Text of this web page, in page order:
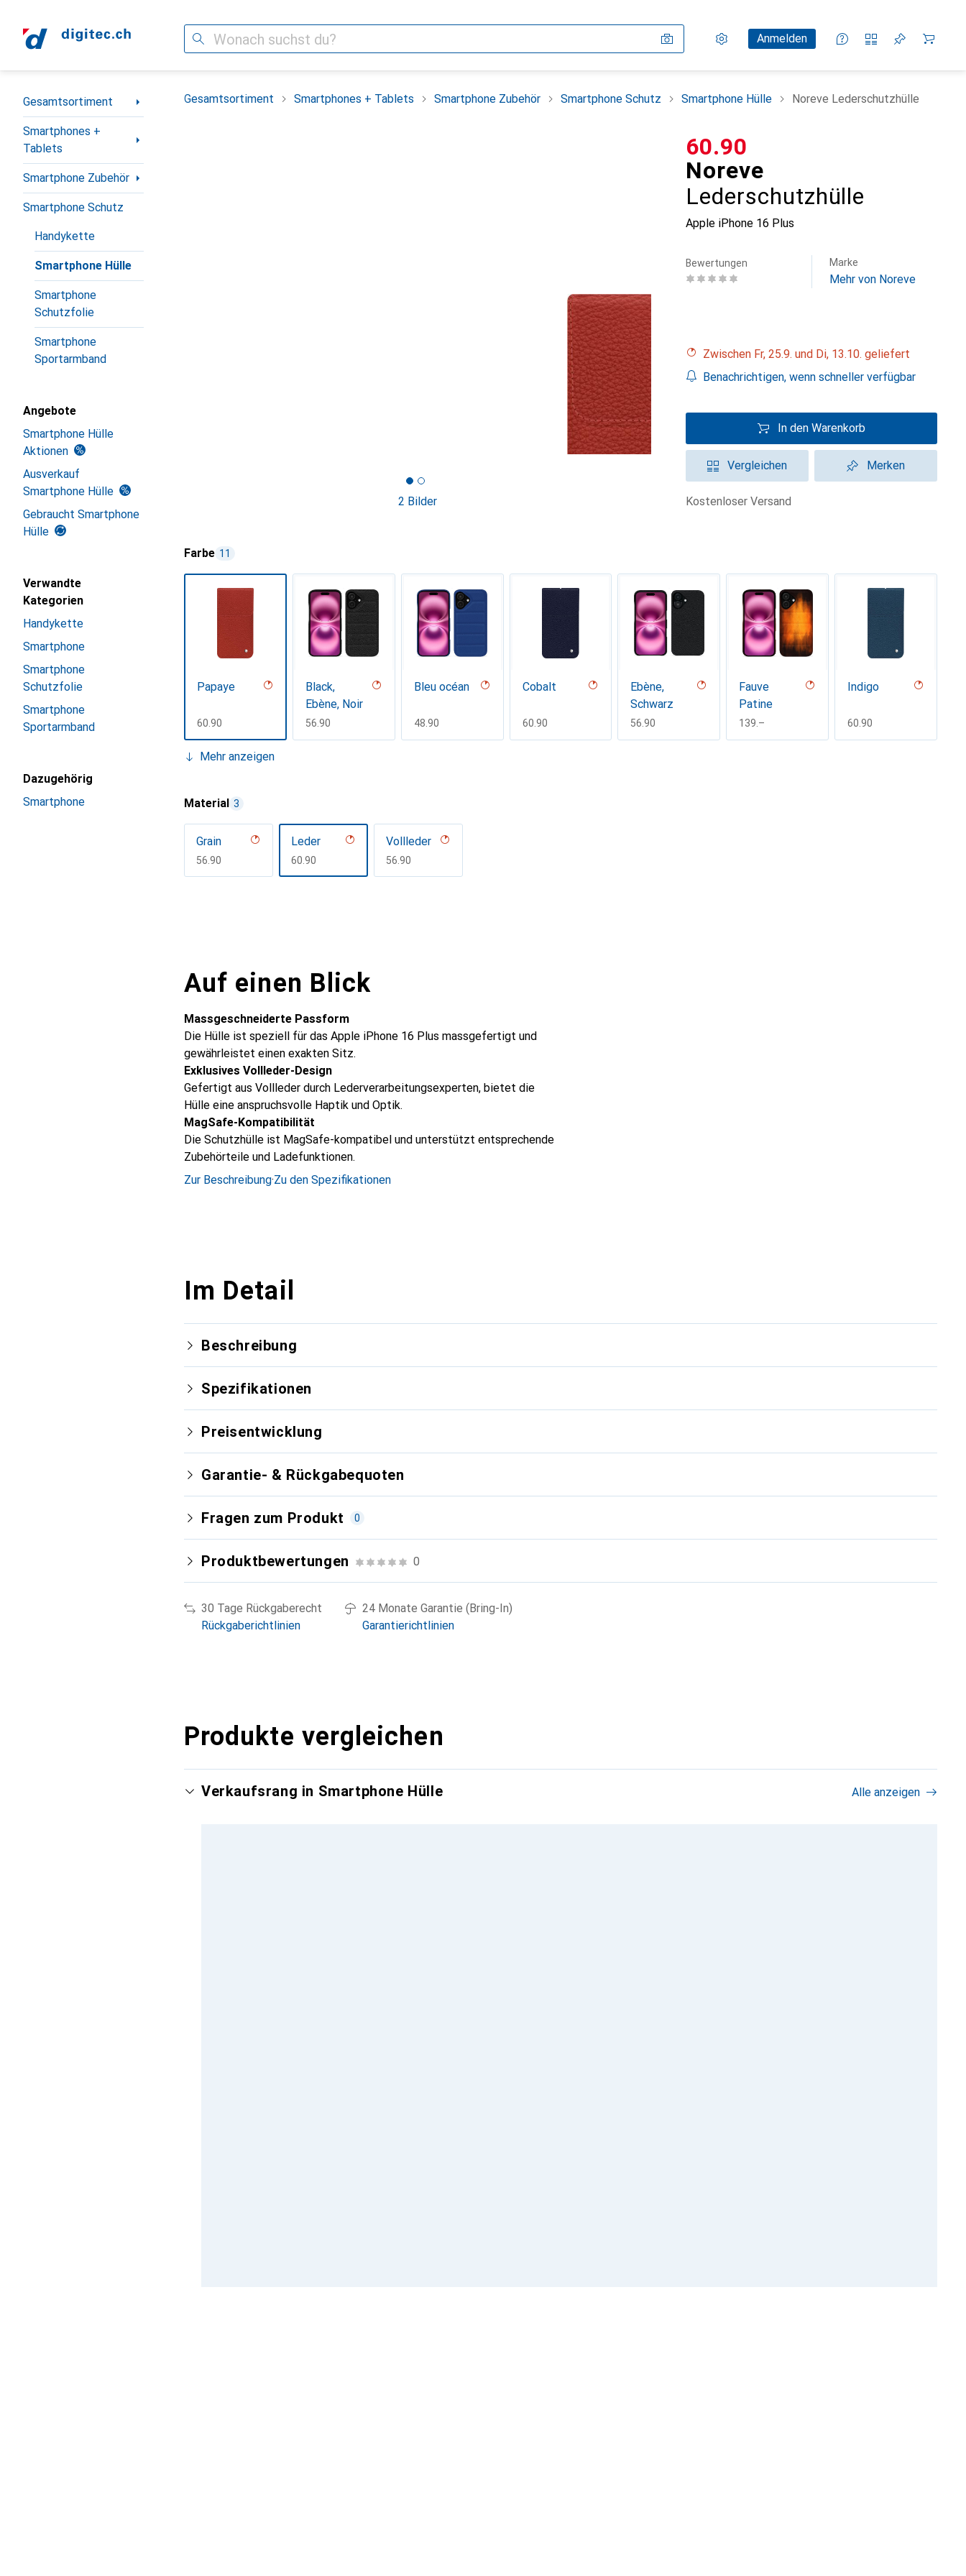
Suche Einstellungen
KundenkontoAnmelden
Vergleichslisten
Merklisten
Warenkorb
Navigation nach Kategorien
Gesamtsortiment
Smartphones +
Tablets
Smartphone Zubehör
Smartphone Schutz
Handykette
Smartphone Hülle
Smartphone
Schutzfolie
Smartphone
Sportarmband
Angebote
Smartphone Hülle
Aktionen
Ausverkauf
Smartphone Hülle
Gebraucht Smartphone
Hülle
Verwandte
Kategorien
Handykette
Smartphone
Smartphone
Schutzfolie
Smartphone
Sportarmband
Dazugehörig
Smartphone
Gesamtsortiment Smartphones + Tablets Smartphone Zubehör Smartphone Schutz Smartphone Hülle Noreve Lederschutzhülle
2 Bilder
Noreve
Lederschutzhülle
Apple iPhone 16 Plus
CHF
60.90
Bewertungen Marke
Mehr von Noreve
Zwischen Fr, 25.9. und Di, 13.10. geliefert
Benachrichtigen, wenn schneller verfügbar
In den Warenkorb
Vergleichen Merken
kostenloser Versand
Farbe 11
Papaye
CHF
60.90
Black,
Ebène, Noir
CHF
56.90
Bleu océan
CHF
48.90
Cobalt
CHF
60.90
Ebène,
Schwarz
CHF
56.90
Fauve
Patine
CHF
139.–
Indigo
CHF
60.90
Lie de vin
CHF
60.90
Rouge
CHF
78.90
Patine
Mehr anzeigen
Material 3
Grain
CHF
56.90
Leder
CHF
60.90
Vollleder
CHF
56.90
Auf einen Blick
Massgeschneiderte Passform
Die Hülle ist speziell für das Apple iPhone 16 Plus massgefertigt und
gewährleistet einen exakten Sitz.
Exklusives Vollleder-Design
Gefertigt aus Vollleder durch Lederverarbeitungsexperten, bietet die
Hülle eine anspruchsvolle Haptik und Optik.
MagSafe-Kompatibilität
Die Schutzhülle ist MagSafe-kompatibel und unterstützt entsprechende
Zubehörteile und Ladefunktionen.
Zur Beschreibung·Zu den Spezifikationen
Im Detail
Beschreibung
Spezifikationen
Preisentwicklung
Garantie- & Rückgabequoten
Fragen zum Produkt 0
Produktbewertungen 0
30 Tage Rückgaberecht
Rückgaberichtlinien
24 Monate Garantie (Bring-In)
Garantierichtlinien
Produkte vergleichen
Verkaufsrang in Smartphone Hülle Alle anzeigen